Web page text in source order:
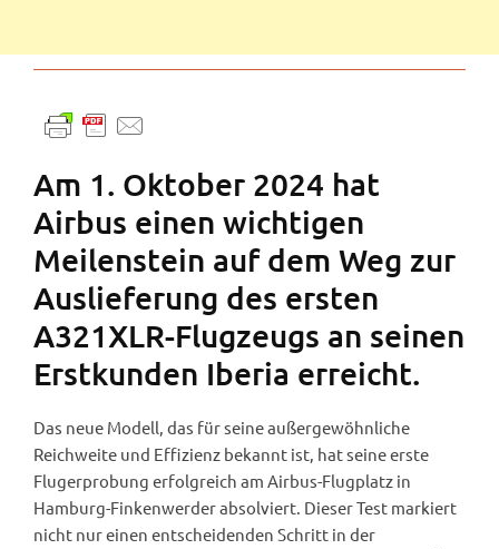
Am 1. Oktober 2024 hat
Airbus einen wichtigen
Meilenstein auf dem Weg zur
Auslieferung des ersten
A321XLR-Flugzeugs an seinen
Erstkunden Iberia erreicht.
Das neue Modell, das für seine außergewöhnliche
Reichweite und Effizienz bekannt ist, hat seine erste
Flugerprobung erfolgreich am Airbus-Flugplatz in
Hamburg-Finkenwerder absolviert. Dieser Test markiert
nicht nur einen entscheidenden Schritt in der